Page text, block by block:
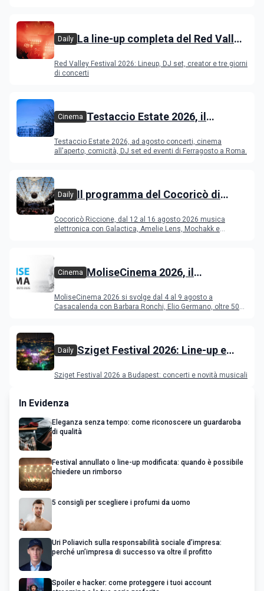
Daily La line-up completa del Red Valley
Red Valley Festival 2026: Lineup, DJ set, creator e tre giorni
di concerti
Cinema Testaccio Estate 2026, il
Ferragosto
Testaccio Estate 2026, ad agosto concerti, cinema
all'aperto, comicità, DJ set ed eventi di Ferragosto a Roma.
Daily Il programma del Cocoricò di
Cocoricò Riccione, dal 12 al 16 agosto 2026 musica
elettronica con Galactica, Amelie Lens, Mochakk e
Cinema MoliseCinema 2026, il
MoliseCinema 2026 si svolge dal 4 al 9 agosto a
Casacalenda con Barbara Ronchi, Elio Germano, oltre 50
Daily Sziget Festival 2026: Line-up e
Sziget Festival 2026 a Budapest: concerti e novità musicali
In Evidenza
Eleganza senza tempo: come riconoscere un guardaroba
di qualità
Festival annullato o line-up modificata: quando è possibile
chiedere un rimborso
5 consigli per scegliere i profumi da uomo
Uri Poliavich sulla responsabilità sociale d’impresa:
perché un’impresa di successo va oltre il profitto
Spoiler e hacker: come proteggere i tuoi account